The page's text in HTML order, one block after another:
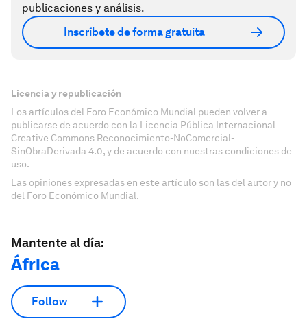
publicaciones y análisis.
Inscríbete de forma gratuita
Licencia y republicación
Los artículos del Foro Económico Mundial pueden volver a
publicarse de acuerdo con la Licencia Pública Internacional
Creative Commons Reconocimiento-NoComercial-
SinObraDerivada 4.0, y de acuerdo con nuestras condiciones de
uso.
Las opiniones expresadas en este artículo son las del autor y no
del Foro Económico Mundial.
Mantente al día:
África
Follow